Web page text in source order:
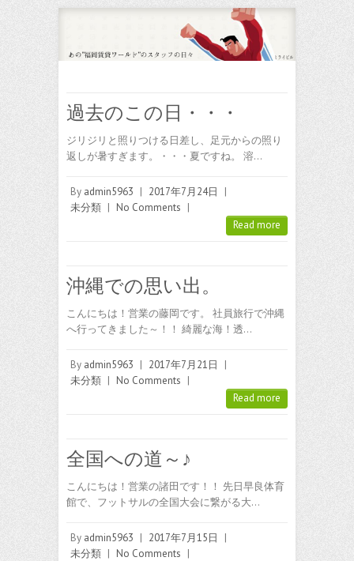
過去のこの日・・・
ジリジリと照りつける日差し、足元からの照り
返しが暑すぎます。・・・夏ですね。 溶…
By admin5963 | 2017年7月24日
|
未分類 | No Comments |
Read more
沖縄での思い出。
こんにちは！営業の藤岡です。 社員旅行で沖縄
へ行ってきました～！！ 綺麗な海！透…
By admin5963 | 2017年7月21日
|
未分類 | No Comments |
Read more
全国への道～♪
こんにちは！営業の諸田です！！ 先日早良体育
館で、フットサルの全国大会に繋がる大…
By admin5963 | 2017年7月15日
|
未分類 | No Comments |